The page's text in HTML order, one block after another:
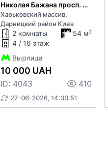
Николая Бажана просп. 9ж
Харьковский массив,
Дарницкий район Киев
2 комнаты 54 м2
4 / 16 этаж
Вырлица
10 000 UAH
ID: 4043 410
27-06-2026, 14:30:51